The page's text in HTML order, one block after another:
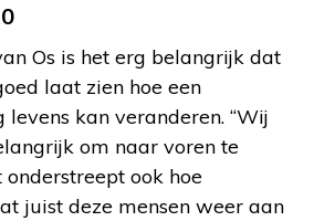
Os is het erg belangrijk dat
laat zien hoe een
levens kan veranderen. “Wij
om naar voren te
ook hoe
juist deze mensen weer aan